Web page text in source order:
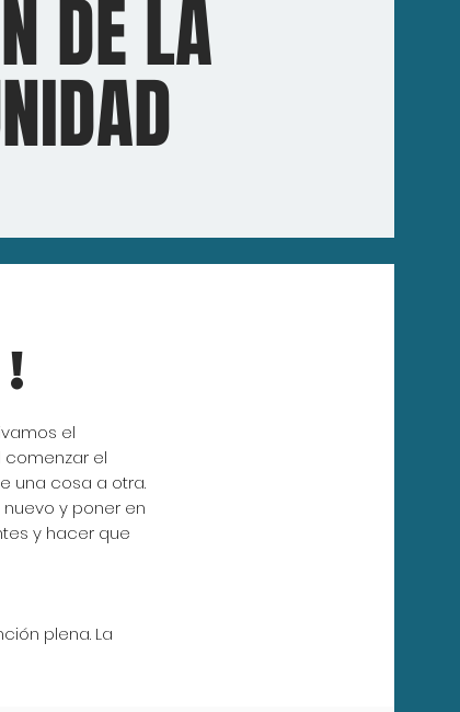
DE LA
el
comenzar el
una cosa a otra.
y poner en
y hacer que
plena. La